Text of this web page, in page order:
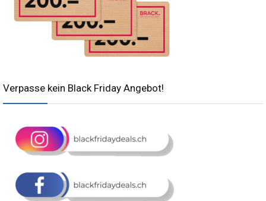
Verpasse kein Black Friday Angebot!